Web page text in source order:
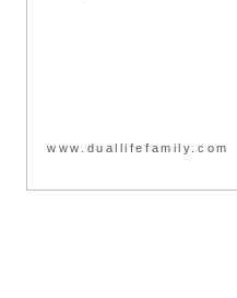
www.duallifefamily.com